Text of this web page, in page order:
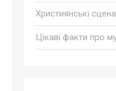
Християнські
Цікаві факти про